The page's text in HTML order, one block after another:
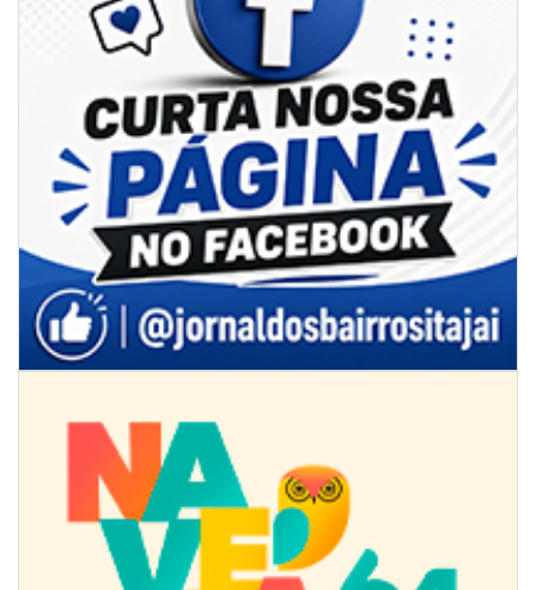
Univali e Câmara de Vereadores de Itajaí reúnem especialistas para
discutir políticas públicas e inovação
BALNEÁRIO CAMBORIÚ